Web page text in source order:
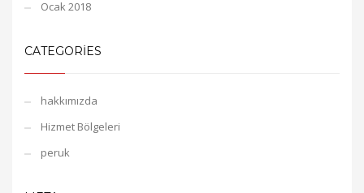
Ocak 2018
CATEGORIES
hakkımızda
Hizmet Bölgeleri
peruk